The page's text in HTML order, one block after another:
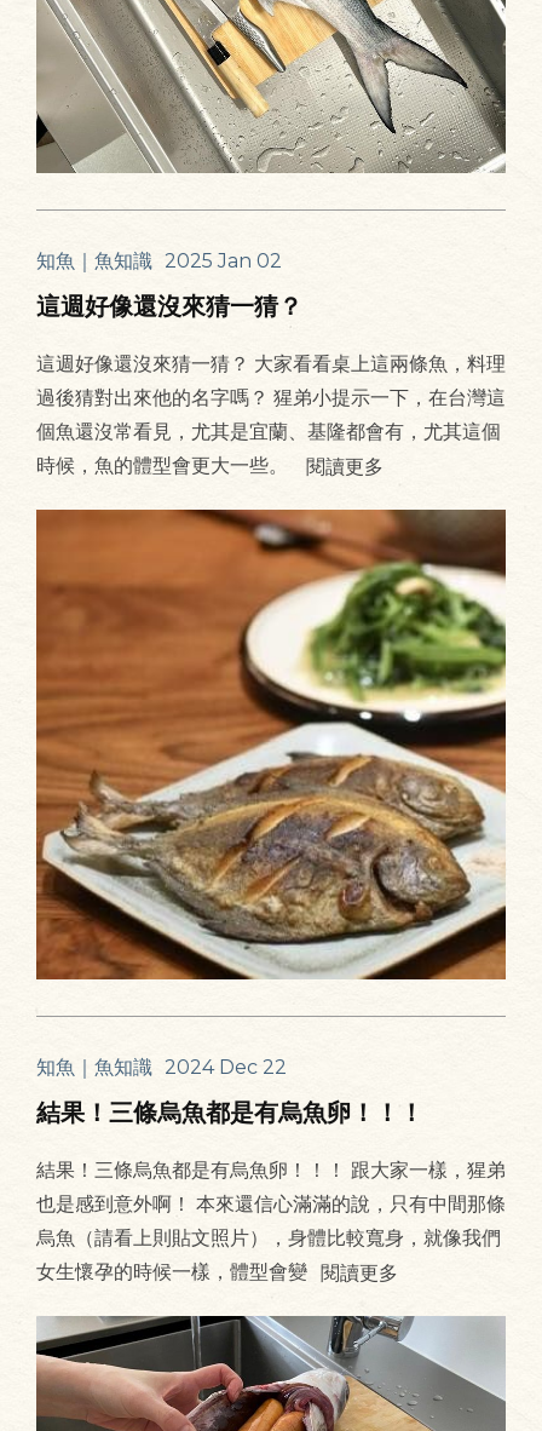
知魚｜魚知識 2025 Jan 02
這週好像還沒來猜一猜？
這週好像還沒來猜一猜？ 大家看看桌上這兩條魚，料理
過後猜對出來他的名字嗎？ 猩弟小提示一下，在台灣這
個魚還沒常看見，尤其是宜蘭、基隆都會有，尤其這個
時候，魚的體型會更大一些。
閱讀更多
知魚｜魚知識 2024 Dec 22
結果！三條烏魚都是有烏魚卵！！！
結果！三條烏魚都是有烏魚卵！！！ 跟大家一樣，猩弟
也是感到意外啊！ 本來還信心滿滿的說，只有中間那條
烏魚（請看上則貼文照片），身體比較寬身，就像我們
女生懷孕的時候一樣，體型會變 閱讀更多